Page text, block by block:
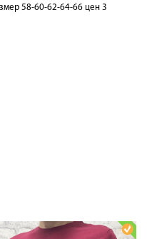
58-60-62-64-66 цен 3